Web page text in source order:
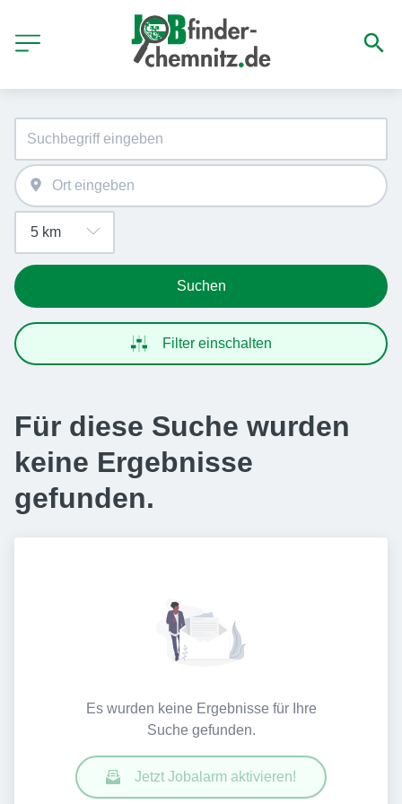
Suchen
Filter einschalten
Für diese Suche wurden
keine Ergebnisse
gefunden.
Es wurden keine Ergebnisse für Ihre
Suche gefunden.
Jetzt Jobalarm aktivieren!